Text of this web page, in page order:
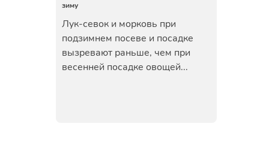
зиму
Лук-севок и морковь при
подзимнем посеве и посадке
вызревают раньше, чем при
весенней посадке овощей...